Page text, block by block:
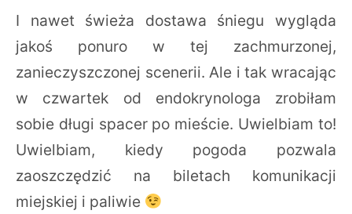
I nawet świeża dostawa śniegu wygląda
jakoś ponuro w tej zachmurzonej,
zanieczyszczonej scenerii. Ale i tak wracając
w czwartek od endokrynologa zrobiłam
sobie długi spacer po mieście. Uwielbiam to!
Uwielbiam, kiedy pogoda pozwala
zaoszczędzić na biletach komunikacji
miejskiej i paliwie